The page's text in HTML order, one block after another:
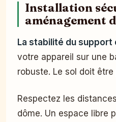
Installation
aménagement
La stabilité du support
votre appareil sur une
robuste. Le sol doit
Respectez les
dôme. Un espace libre